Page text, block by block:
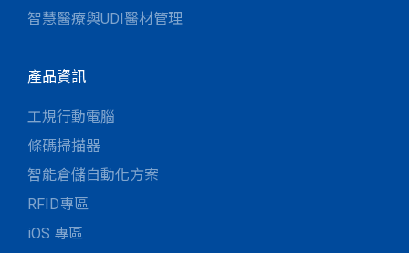
智慧醫療與UDI醫材管理
產品資訊
工規行動電腦
條碼掃描器
智能倉儲自動化方案
RFID專區
iOS 專區